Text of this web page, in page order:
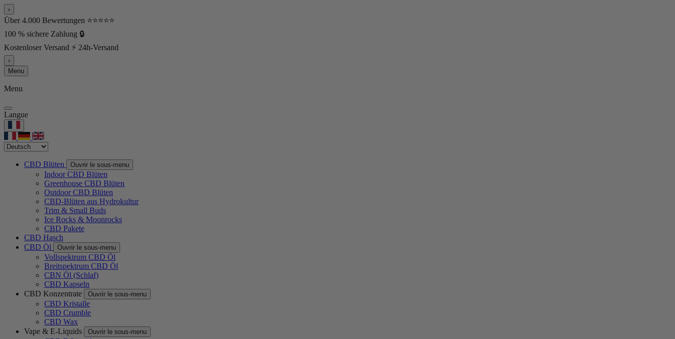
‹
Über 4.000 Bewertungen ⭐⭐⭐⭐⭐
100 % sichere Zahlung 🔒
Kostenloser Versand ⚡ 24h-Versand
›
Menu
Menu
Langue
CBD Blüten Ouvrir le sous-menu
Indoor CBD Blüten
Greenhouse CBD Blüten
Outdoor CBD Blüten
CBD-Blüten aus Hydrokultur
Trim & Small Buds
Ice Rocks & Moonrocks
CBD Pakete
CBD Hasch
CBD Öl
Ouvrir le sous-menu
Vollspektrum CBD Öl
Breitspektrum CBD Öl
CBN Öl (Schlaf)
CBD Kapseln
CBD Konzentrate
Ouvrir le sous-menu
CBD Kristalle
CBD Crumble
CBD Wax
Vape & E-Liquids
Ouvrir le sous-menu